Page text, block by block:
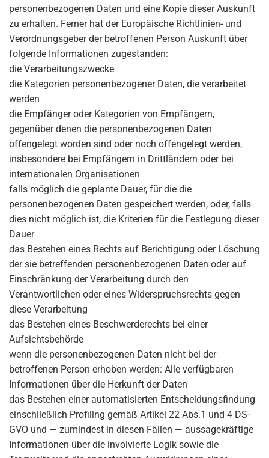
personenbezogenen Daten und eine Kopie dieser Auskunft
zu erhalten. Ferner hat der Europäische Richtlinien- und
Verordnungsgeber der betroffenen Person Auskunft über
folgende Informationen zugestanden:
die Verarbeitungszwecke
die Kategorien personenbezogener Daten, die verarbeitet
werden
die Empfänger oder Kategorien von Empfängern,
gegenüber denen die personenbezogenen Daten
offengelegt worden sind oder noch offengelegt werden,
insbesondere bei Empfängern in Drittländern oder bei
internationalen Organisationen
falls möglich die geplante Dauer, für die die
personenbezogenen Daten gespeichert werden, oder, falls
dies nicht möglich ist, die Kriterien für die Festlegung dieser
Dauer
das Bestehen eines Rechts auf Berichtigung oder Löschung
der sie betreffenden personenbezogenen Daten oder auf
Einschränkung der Verarbeitung durch den
Verantwortlichen oder eines Widerspruchsrechts gegen
diese Verarbeitung
das Bestehen eines Beschwerderechts bei einer
Aufsichtsbehörde
wenn die personenbezogenen Daten nicht bei der
betroffenen Person erhoben werden: Alle verfügbaren
Informationen über die Herkunft der Daten
das Bestehen einer automatisierten Entscheidungsfindung
einschließlich Profiling gemäß Artikel 22 Abs.1 und 4 DS-
GVO und — zumindest in diesen Fällen — aussagekräftige
Informationen über die involvierte Logik sowie die